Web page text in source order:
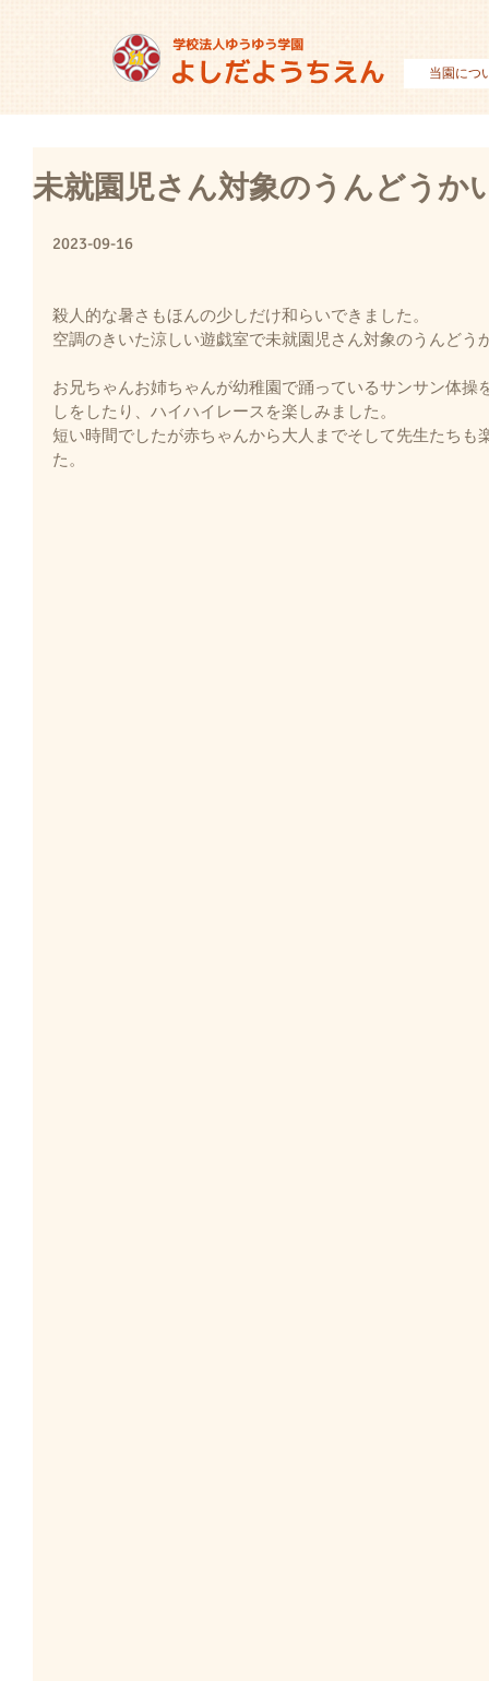
当園につ
未就園児さん対象のうんどうか
2023-09-16
殺人的な暑さもほんの少しだけ和らいできました。
空調のきいた涼しい遊戯室で未就園児さん対象のうんどう
お兄ちゃんお姉ちゃんが幼稚園で踊っているサンサン体操
しをしたり、ハイハイレースを楽しみました。
短い時間でしたが赤ちゃんから大人までそして先生たちも
た。